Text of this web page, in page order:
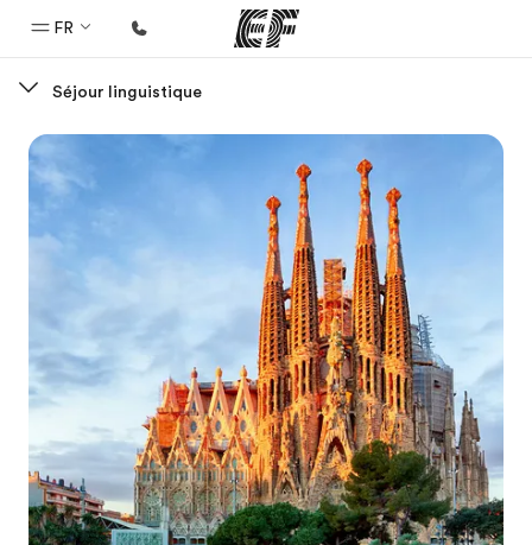
FR
Bienvenue chez EF
Programmes
Nos offres
A propos de nous
Qui sommes-nous ?
EF recrute
Rejoignez nos équipes
Séjour linguistique